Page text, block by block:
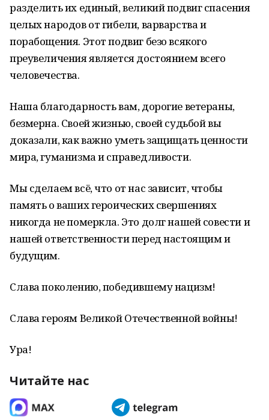
разделить их единый, великий подвиг спасения
целых народов от гибели, варварства и
порабощения. Этот подвиг безо всякого
преувеличения является достоянием всего
человечества.
Наша благодарность вам, дорогие ветераны,
безмерна. Своей жизнью, своей судьбой вы
доказали, как важно уметь защищать ценности
мира, гуманизма и справедливости.
Мы сделаем всё, что от нас зависит, чтобы
память о ваших героических свершениях
никогда не померкла. Это долг нашей совести и
нашей ответственности перед настоящим и
будущим.
Слава поколению, победившему нацизм!
Слава героям Великой Отечественной войны!
Ура!
Читайте нас